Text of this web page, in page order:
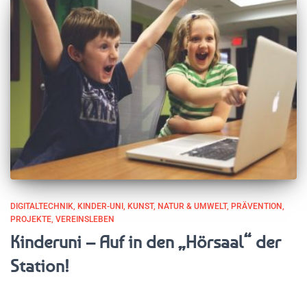
DIGITALTECHNIK KINDER-UNI KUNST NATUR & UMWELT PRÄVENTION
PROJEKTE VEREINSLEBEN
Kinderuni – Auf in den „Hörsaal“ der
Station!